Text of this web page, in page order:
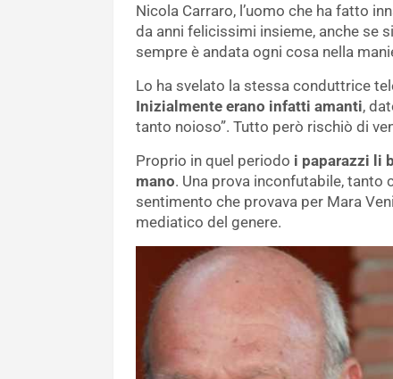
Nicola Carraro, l’uomo che ha fatto
da anni felicissimi insieme, anche se
sempre è andata ogni cosa nella
Lo ha svelato la stessa conduttrice
Inizialmente erano infatti amanti,
tanto noioso”. Tutto però rischiò di
Proprio in quel periodo i paparazzi li
mano. Una prova inconfutabile, tanto
sentimento che provava per Mara
mediatico del genere.